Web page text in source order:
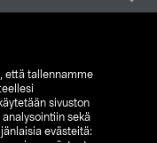
että tallennamme
sivuston
analysointiin sekä
evästeitä: